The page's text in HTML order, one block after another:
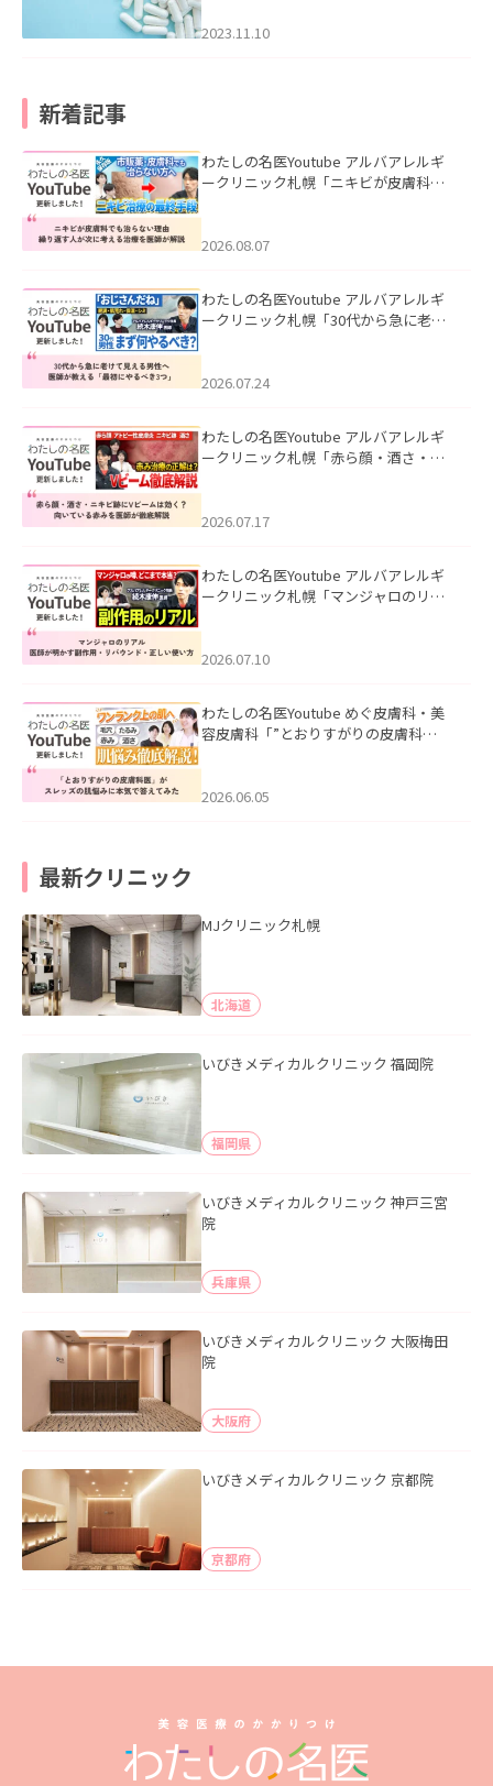
2023.11.10
新着記事
わたしの名医Youtube アルバアレルギ
ークリニック札幌「ニキビが皮膚科で
ました。
2026.08.07
わたしの名医Youtube アルバアレルギ
ークリニック札幌「30代から急に老け
た。
2026.07.24
わたしの名医Youtube アルバアレルギ
ークリニック札幌「赤ら顔・酒さ・ニ
した。
2026.07.17
わたしの名医Youtube アルバアレルギ
ークリニック札幌「マンジャロのリア
た。
2026.07.10
わたしの名医Youtube めぐ皮膚科・美
容皮膚科「”とおりすがりの皮膚科
2026.06.05
最新クリニック
MJクリニック札幌
北海道
いびきメディカルクリニック 福岡院
福岡県
いびきメディカルクリニック 神戸三宮
院
兵庫県
いびきメディカルクリニック 大阪梅田
院
大阪府
いびきメディカルクリニック 京都院
京都府